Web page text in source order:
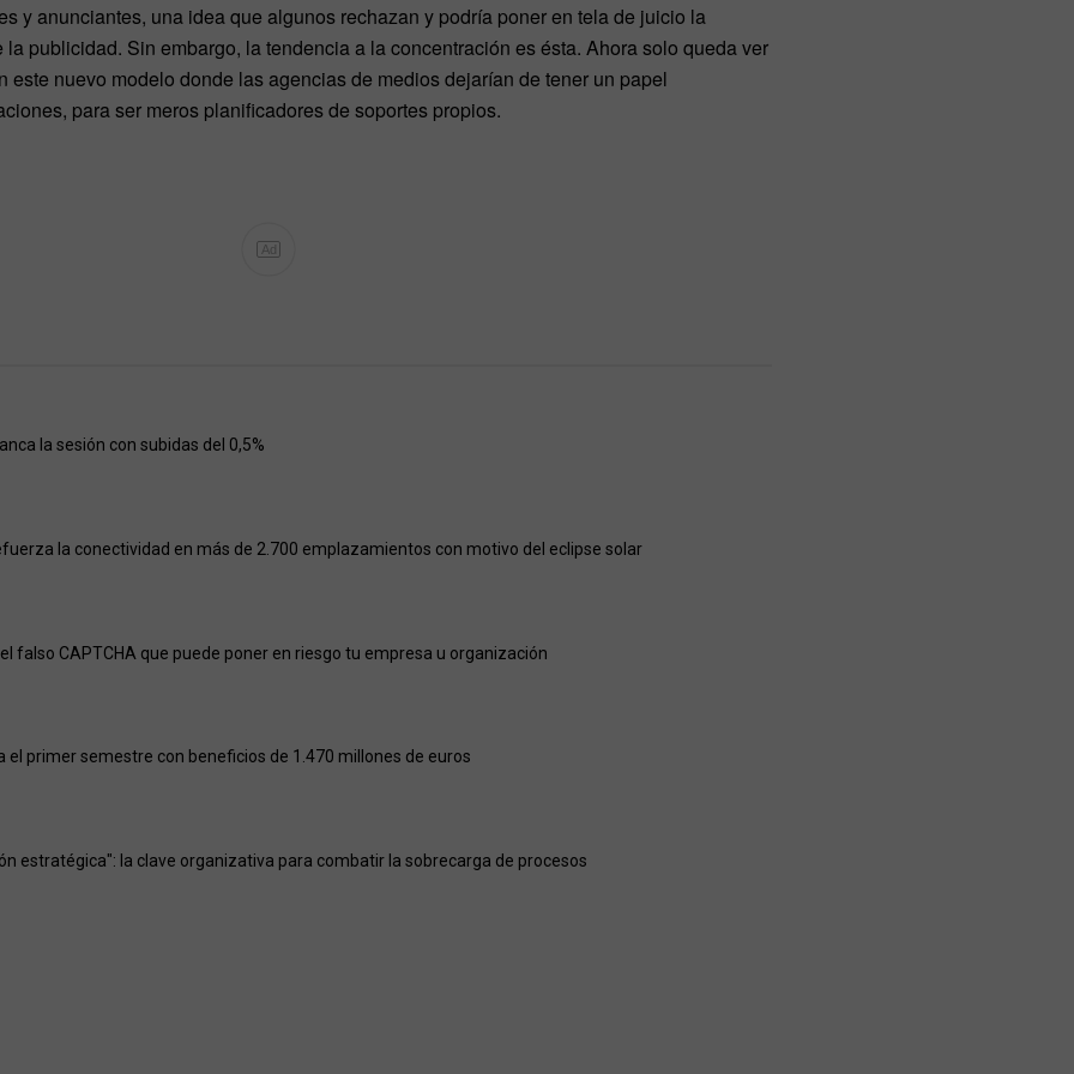
y anunciantes, una idea que algunos rechazan y podría poner en tela de juicio la
publicidad. Sin embargo, la tendencia a la concentración es ésta. Ahora solo queda ver
este nuevo modelo donde las agencias de medios dejarían de tener un papel
para ser meros planificadores de soportes propios.
Ad
la sesión con subidas del 0,5%
la conectividad en más de 2.700 emplazamientos con motivo del eclipse solar
falso CAPTCHA que puede poner en riesgo tu empresa u organización
el primer semestre con beneficios de 1.470 millones de euros
estratégica": la clave organizativa para combatir la sobrecarga de procesos